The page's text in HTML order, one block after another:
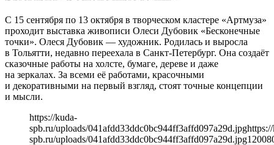
С 15 сентября по 13 октября в творческом кластере «Артмуза»
проходит выставка живописи Олеси Дубовик «Бесконечные
точки». Олеся Дубовик — художник. Родилась и выросла
в Тольятти, недавно переехала в Санкт-Петербург. Она создаёт
сказочные работы на холсте, бумаге, дереве и даже
на зеркалах. За всеми её работами, красочными
и декоративными на первый взгляд, стоят точные концепции
и мысли.
https://kuda-
spb.ru/uploads/041afdd33ddc0bc944ff3affd097a29d.jpg
spb.ru/uploads/041afdd33ddc0bc944ff3affd097a29d.jpg1200